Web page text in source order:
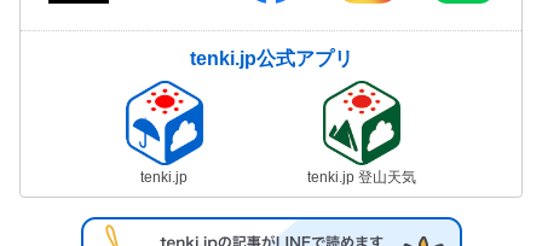
tenki.jp公式アプリ
tenki.jp tenki.jp 登山天気